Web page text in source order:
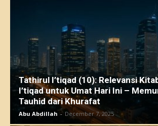
Tathirul I’tiqad (10): Relevansi
I’tiqad untuk Umat Hari Ini –
Tauhid dari Khurafat
Abu Abdillah - December 7, 2025